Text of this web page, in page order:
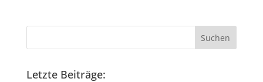
Letzte Beiträge: